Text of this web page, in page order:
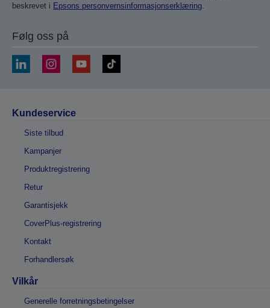
beskrevet i Epsons personvernsinformasjonserklæring
Følg oss på
Kundeservice
Siste tilbud
Kampanjer
Produktregistrering
Retur
Garantisjekk
CoverPlus-registrering
Kontakt
Forhandlersøk
Vilkår
Generelle forretningsbetingelser